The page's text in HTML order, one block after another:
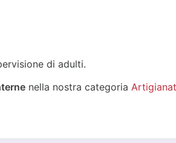
di adulti.
nella nostra categoria